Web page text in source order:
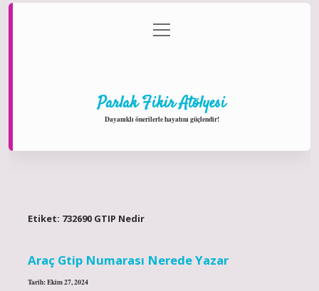
Gizlilik Politikası
menüyü
aç
Parlak Fikir Atölyesi
Dayanıklı önerilerle hayatını güçlendir!
Etiket: 732690 GTIP Nedir
Araç Gtip Numarası Nerede Yazar
Tarih: Ekim 27, 2024